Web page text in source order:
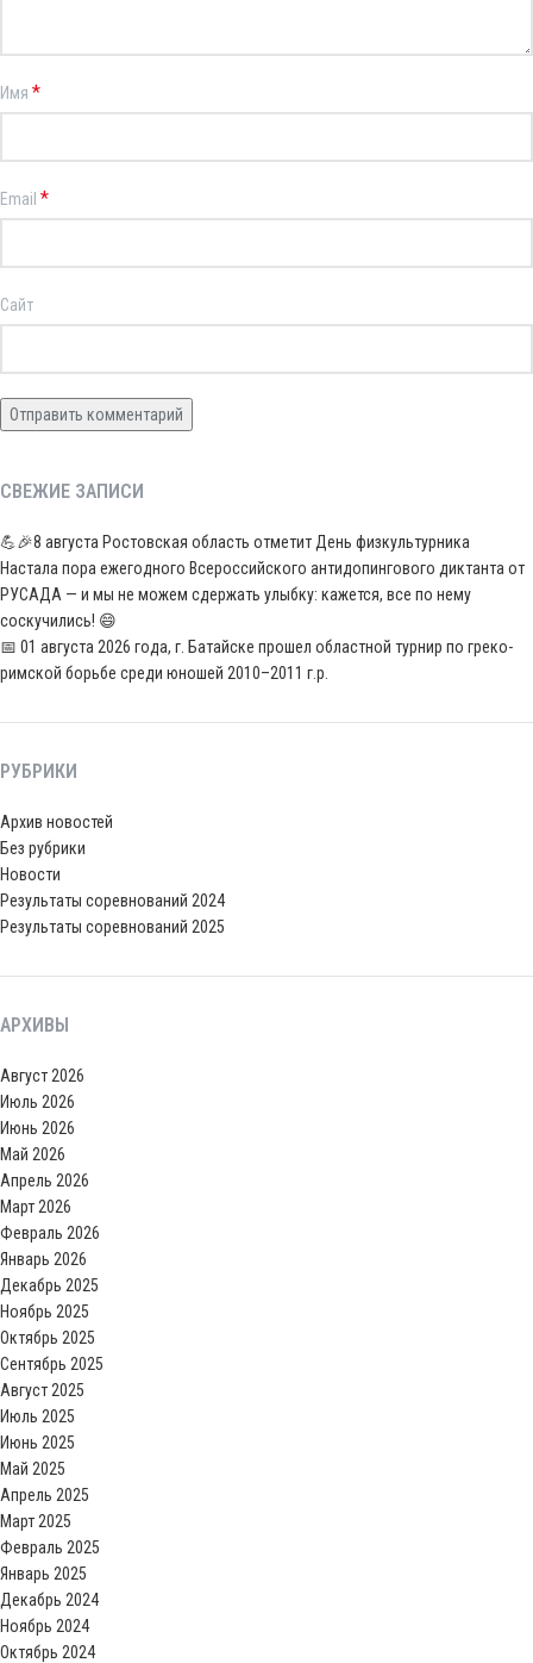
Имя *
Email *
Сайт
СВЕЖИЕ ЗАПИСИ
💪🎉8 августа Ростовская область отметит День физкультурника
Настала пора ежегодного Всероссийского антидопингового диктанта от
РУСАДА — и мы не можем сдержать улыбку: кажется, все по нему
соскучились! 😄
📅 01 августа 2026 года, г. Батайске прошел областной турнир по греко-
римской борьбе среди юношей 2010–2011 г.р.
РУБРИКИ
Архив новостей
Без рубрики
Новости
Результаты соревнований 2024
Результаты соревнований 2025
АРХИВЫ
Август 2026
Июль 2026
Июнь 2026
Май 2026
Апрель 2026
Март 2026
Февраль 2026
Январь 2026
Декабрь 2025
Ноябрь 2025
Октябрь 2025
Сентябрь 2025
Август 2025
Июль 2025
Июнь 2025
Май 2025
Апрель 2025
Март 2025
Февраль 2025
Январь 2025
Декабрь 2024
Ноябрь 2024
Октябрь 2024